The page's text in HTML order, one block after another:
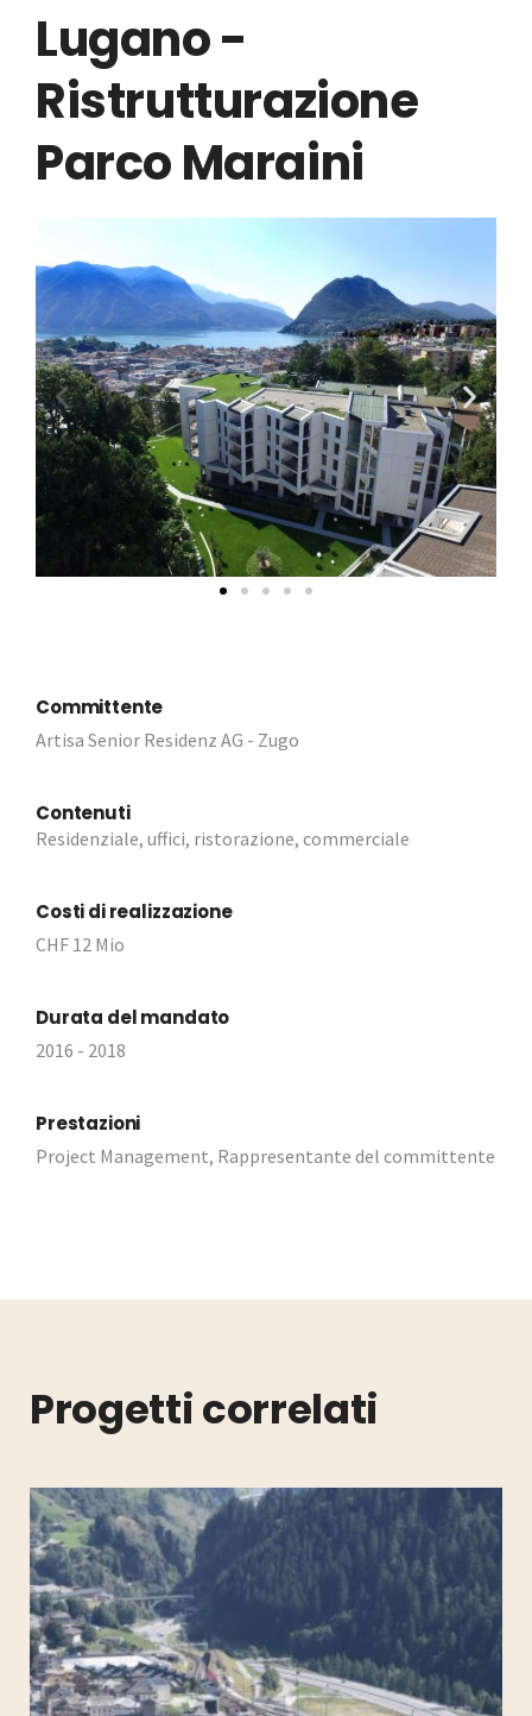
Lugano -
Ristrutturazione
Parco Maraini
Committente
Artisa Senior Residenz AG - Zugo
Contenuti
Residenziale, uffici, ristorazione, commerciale
Costi di realizzazione
CHF 12 Mio
Durata del mandato
2016 - 2018
Prestazioni
Project Management, Rappresentante del committente
Progetti correlati